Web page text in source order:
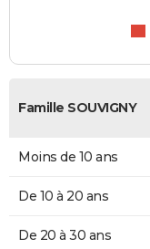
Famille SOUVIGNY
Moins de 10 ans
De 10 à 20 ans
De 20 à 30 ans